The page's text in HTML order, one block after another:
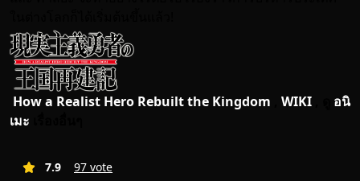
How a Realist Hero Rebuilt the Kingdom WIKI
อนิ
เมะ
7.9 97 vote